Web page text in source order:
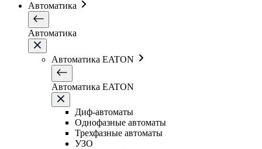
Автоматика
Автоматика
Автоматика EATON
Автоматика EATON
Диф-автоматы
Однофазные автоматы
Трехфазные автоматы
УЗО